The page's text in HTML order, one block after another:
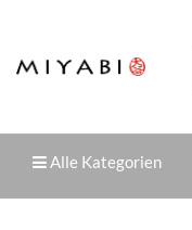
Alle Kategorien